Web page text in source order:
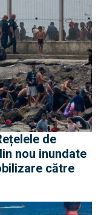
de
nou inundate
către